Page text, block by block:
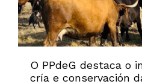
O PPdeG destaca o
cría e conservación